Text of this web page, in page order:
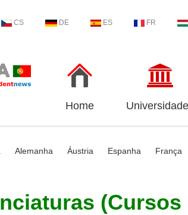
CS DE ES FR
Home
Alemanha Áustria Espanha França
(Cursos